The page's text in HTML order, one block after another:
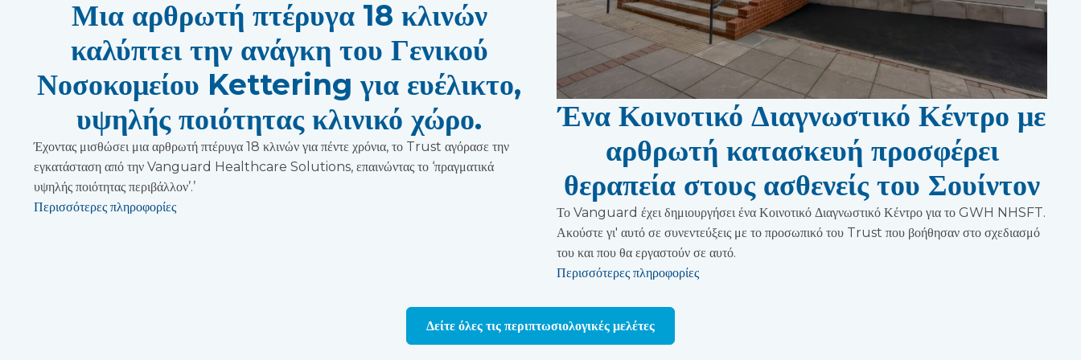
Μια αρθρωτή πτέρυγα 18 κλινών
καλύπτει την ανάγκη του Γενικού
Νοσοκομείου Kettering για ευέλικτο,
υψηλής ποιότητας κλινικό χώρο.
Έχοντας μισθώσει μια αρθρωτή πτέρυγα 18 κλινών για πέντε χρόνια, το Trust αγόρασε την
εγκατάσταση από την Vanguard Healthcare Solutions, επαινώντας το ‘πραγματικά
υψηλής ποιότητας περιβάλλον’.’
Περισσότερες πληροφορίες
Ένα Κοινοτικό Διαγνωστικό Κέντρο με
αρθρωτή κατασκευή προσφέρει
θεραπεία στους ασθενείς του Σουίντον
Το Vanguard έχει δημιουργήσει ένα Κοινοτικό Διαγνωστικό Κέντρο για το GWH NHSFT.
Ακούστε γι' αυτό σε συνεντεύξεις με το προσωπικό του Trust που βοήθησαν στο σχεδιασμό
του και που θα εργαστούν σε αυτό.
Περισσότερες πληροφορίες
Δείτε όλες τις περιπτωσιολογικές μελέτες